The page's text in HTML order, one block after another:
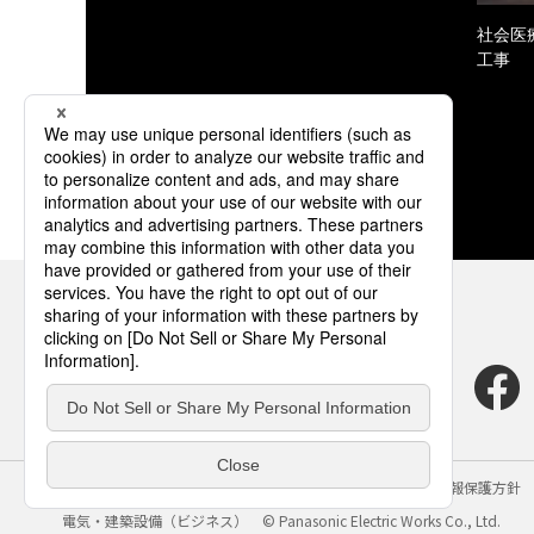
社会医
工事
サイトのご利用にあたって クッキーポリシー
個人情報保護方針
電気・建築設備（ビジネス）
© Panasonic Electric Works Co., Ltd.